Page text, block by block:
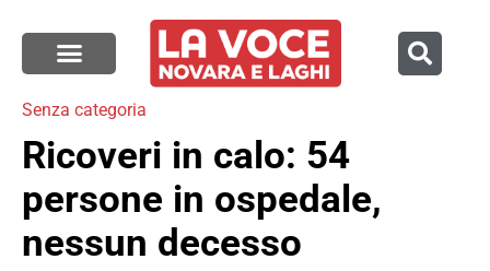
Senza categoria
Ricoveri in calo: 54
persone in ospedale,
nessun decesso